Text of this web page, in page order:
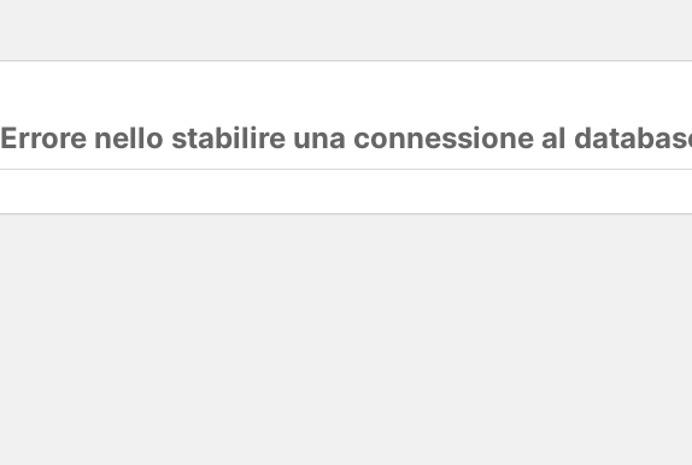
Errore nello stabilire una connessione al